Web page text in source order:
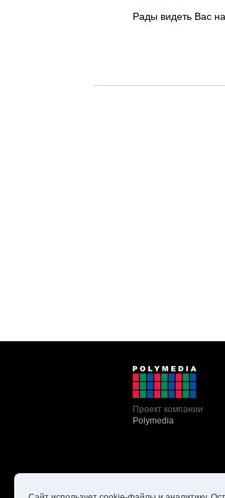
Рады видеть Вас
Проект компании
Polymedia